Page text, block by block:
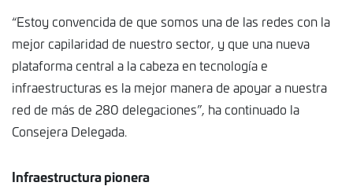
“Estoy convencida de que somos una de las redes con la
mejor capilaridad de nuestro sector, y que una nueva
plataforma central a la cabeza en tecnología e
infraestructuras es la mejor manera de apoyar a nuestra
red de más de 280 delegaciones”, ha continuado la
Consejera Delegada.
Infraestructura pionera